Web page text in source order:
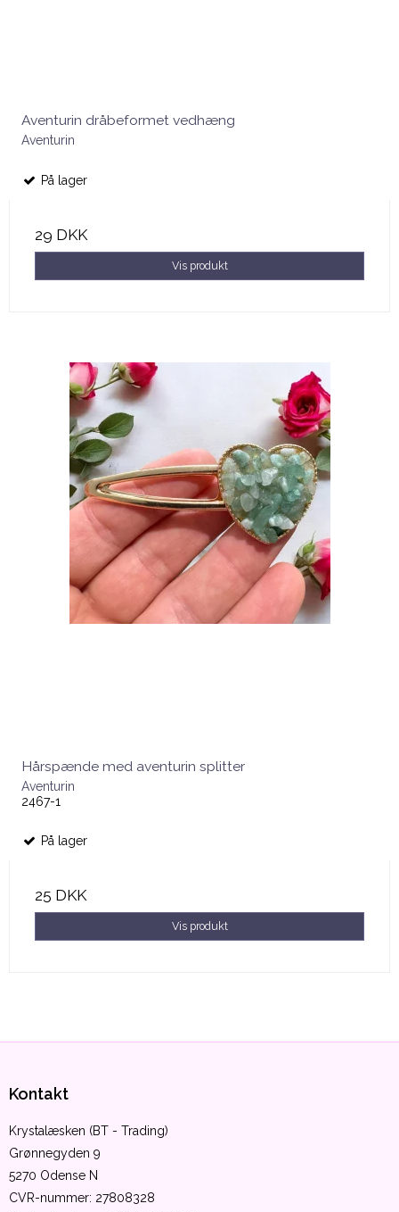
Aventurin dråbeformet vedhæng
Aventurin
På lager
29 DKK
Vis produkt
Hårspænde med aventurin splitter
Aventurin
2467-1
På lager
25 DKK
Vis produkt
Kontakt
Krystalæsken (BT - Trading)
Grønnegyden 9
5270 Odense N
CVR-nummer: 27808328